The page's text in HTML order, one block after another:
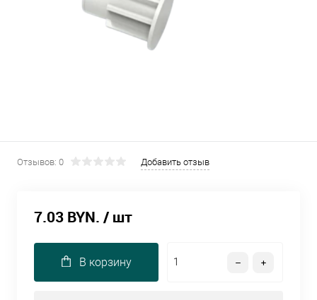
Отзывов: 0 Добавить отзыв
7.03 BYN. / шт
В корзину